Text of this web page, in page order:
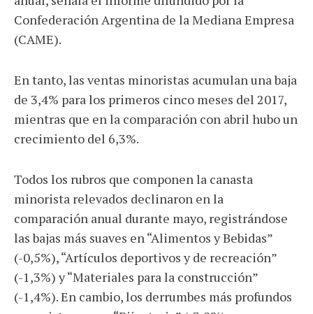
Confederación Argentina de la Mediana Empresa
(CAME).
En tanto, las ventas minoristas acumulan una baja
de 3,4% para los primeros cinco meses del 2017,
mientras que en la comparación con abril hubo un
crecimiento del 6,3%.
Todos los rubros que componen la canasta
minorista relevados declinaron en la
comparación anual durante mayo, registrándose
las bajas más suaves en “Alimentos y Bebidas”
(-0,5%), “Artículos deportivos y de recreación”
(-1,3%) y “Materiales para la construcción”
(-1,4%). En cambio, los derrumbes más profundos